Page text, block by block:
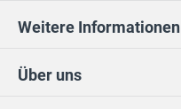
Über uns
Weitere Informationen